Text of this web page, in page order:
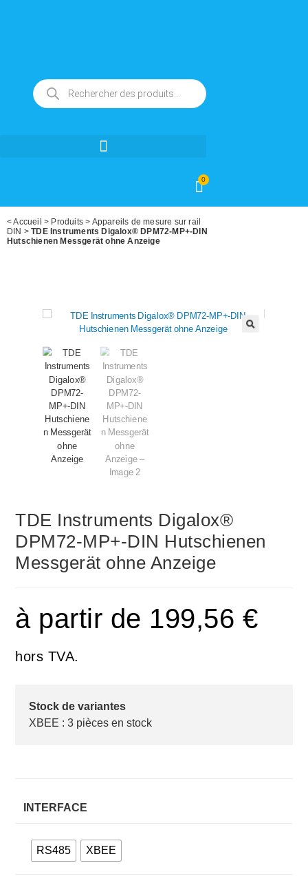
0
<Accueil > Produits > Appareils de mesure sur rail
DIN >TDE Instruments Digalox® DPM72-MP+-DIN
Hutschienen Messgerät ohne Anzeige
TDE Instruments Digalox®
DPM72-MP+-DIN Hutschienen
Messgerät ohne Anzeige
à partir de 199,56 €
hors TVA.
Stock de variantes
XBEE : 3 pièces en stock
INTERFACE
RS485 XBEE